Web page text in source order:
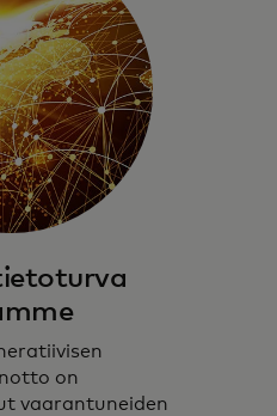
on
vaarantuneiden